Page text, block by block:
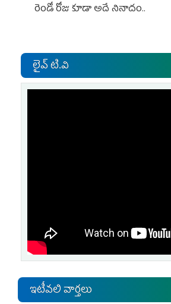
రెండో రోజు కూడా అదే నినాదం..
లైవ్ టి.వి
ఇటీవలి వార్తలు